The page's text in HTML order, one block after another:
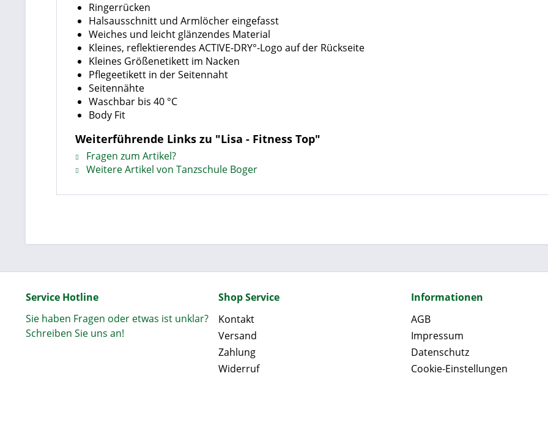
Ringerrücken
Halsausschnitt und Armlöcher eingefasst
Weiches und leicht glänzendes Material
Kleines, reflektierendes ACTIVE-DRY°-Logo auf der Rückseite
Kleines Größenetikett im Nacken
Pflegeetikett in der Seitennaht
Seitennähte
Waschbar bis 40 °C
Body Fit
Weiterführende Links zu "Lisa - Fitness Top"
Fragen zum Artikel?
Weitere Artikel von Tanzschule Boger
Service Hotline
Sie haben Fragen oder etwas ist unklar?
Schreiben Sie uns an!
Shop Service
Kontakt
Versand
Zahlung
Widerruf
Informationen
AGB
Impressum
Datenschutz
Cookie-Einstellungen